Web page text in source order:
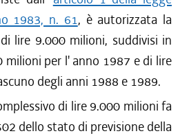
1983, n. 61, è autorizzata la
lire 9.000 milioni, suddivisi in
milioni per l' anno 1987 e di lire
degli anni 1988 e 1989.
di lire 9.000 milioni fa
dello stato di previsione della